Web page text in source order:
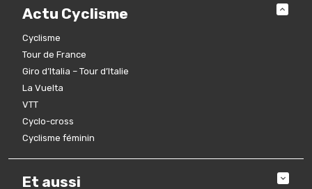
Actu Cyclisme
Cyclisme
Tour de France
Giro d’Italia – Tour d’Italie
La Vuelta
VTT
Cyclo-cross
Cyclisme féminin
Et aussi